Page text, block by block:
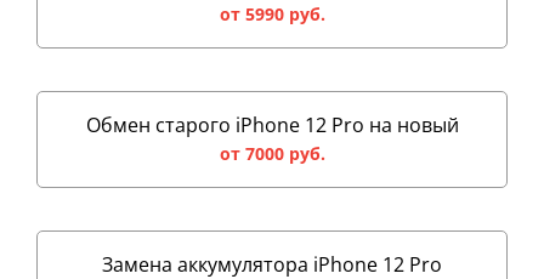
от 5990 руб.
Обмен старого iPhone 12 Pro на новый
от 7000 руб.
Замена аккумулятора iPhone 12 Pro